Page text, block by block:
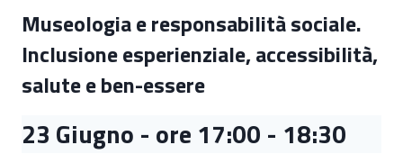
Museologia e responsabilità sociale.
Inclusione esperienziale, accessibilità,
salute e ben-essere
23 Giugno - ore 17:00 - 18:30